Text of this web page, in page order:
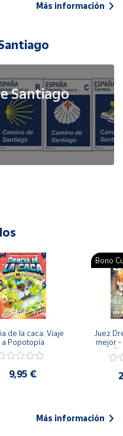
Más información
Santiago
de la caca: Viaje
a Popotopía
9,95 €
Bono
Juez
mejor -
Más información